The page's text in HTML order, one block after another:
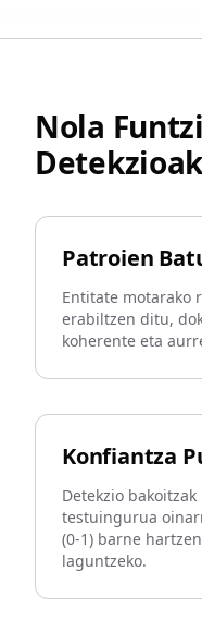
Nola
Detekzioak
Patroien
Entitate motarako
erabiltzen ditu,
koherente eta
Konfiantza
Detekzio
testuingurua
(0-1) barne
laguntzeko.